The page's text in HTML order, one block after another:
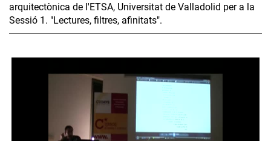
arquitectònica de l'ETSA, Universitat de Valladolid per a la
Sessió 1. "Lectures, filtres, afinitats".